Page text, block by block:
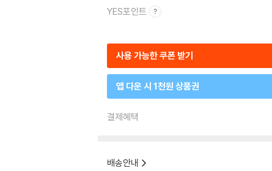
YES포인트
사용 가능한 쿠폰 받기
앱 다운 시 1천원 상품권
결제혜택
배송안내